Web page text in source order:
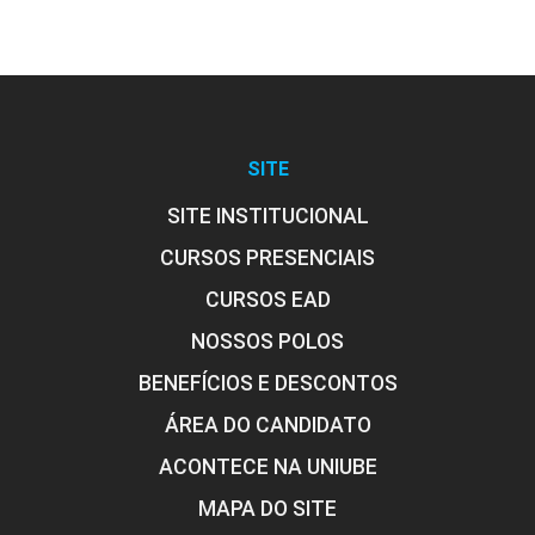
Formas Farmacêuticas
Farmacologia: Vias de Administração e
Farmacocinética
SITE
SITE INSTITUCIONAL
CURSOS PRESENCIAIS
CURSOS EAD
NOSSOS POLOS
BENEFÍCIOS E DESCONTOS
ÁREA DO CANDIDATO
ACONTECE NA UNIUBE
MAPA DO SITE